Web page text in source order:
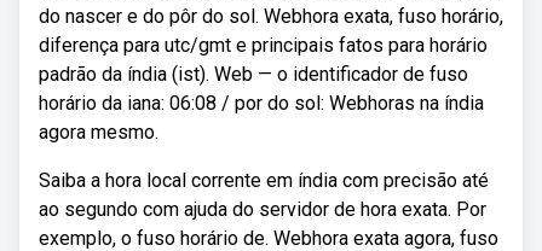
do nascer e do pôr do sol. Webhora exata, fuso horário,
diferença para utc/gmt e principais fatos para horário
padrão da índia (ist). Web — o identificador de fuso
horário da iana: 06:08 / por do sol: Webhoras na índia
agora mesmo.
Saiba a hora local corrente em índia com precisão até
ao segundo com ajuda do servidor de hora exata. Por
exemplo, o fuso horário de. Webhora exata agora, fuso